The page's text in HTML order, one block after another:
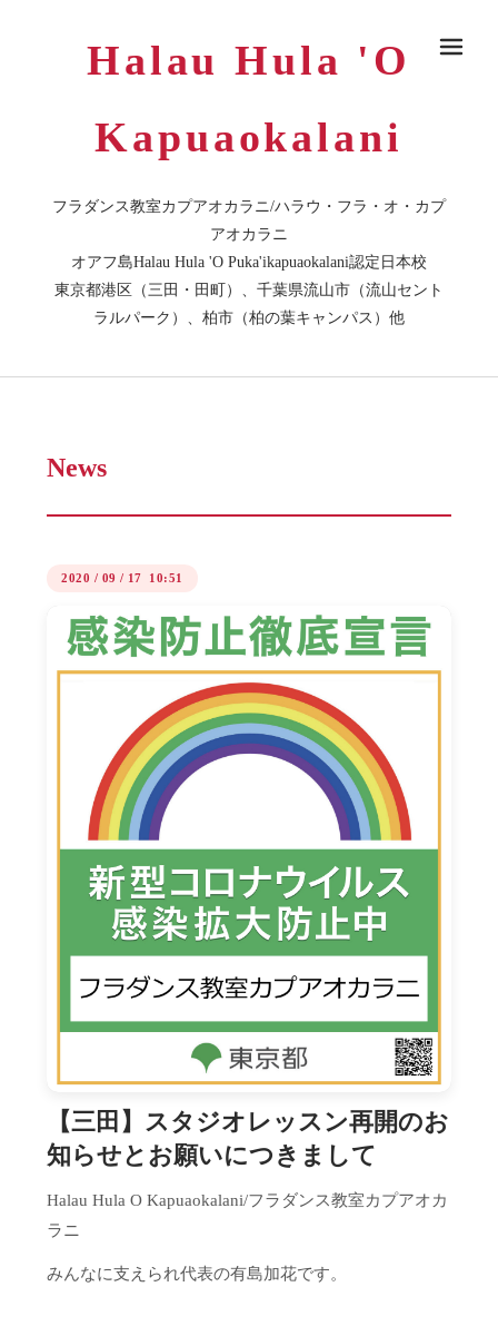
Halau Hula 'O
Kapuaokalani
フラダンス教室カプアオカラニ/ハラウ・フラ・オ・カプ
アオカラニ
オアフ島Halau Hula 'O Puka'ikapuaokalani認定日本校
東京都港区（三田・田町）、千葉県流山市（流山セント
ラルパーク）、柏市（柏の葉キャンパス）他
News
2020 / 09 / 17 10:51
【三田】スタジオレッスン再開のお
知らせとお願いにつきまして
Halau Hula O Kapuaokalani/フラダンス教室カプアオカ
ラニ
みんなに支えられ代表の有島加花です。